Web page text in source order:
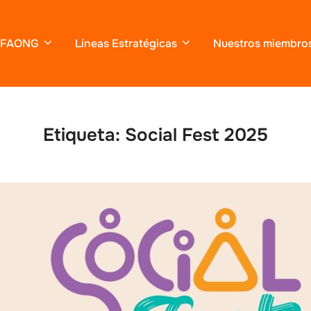
FAONG Líneas Estratégicas Nuestros
Etiqueta: Social Fest 2025